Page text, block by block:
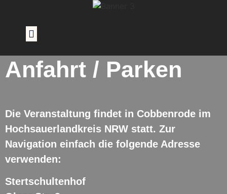
Anfahrt / Parken
Die Veranstaltung findet in Cobbenrode im
Hochsauerlandkreis NRW statt. Zur
Navigation einfach die folgende Adresse
verwenden:
Stertschultenhof